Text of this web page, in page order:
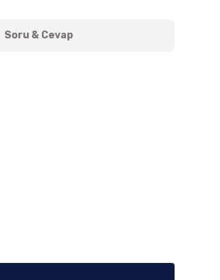
Soru & Cevap